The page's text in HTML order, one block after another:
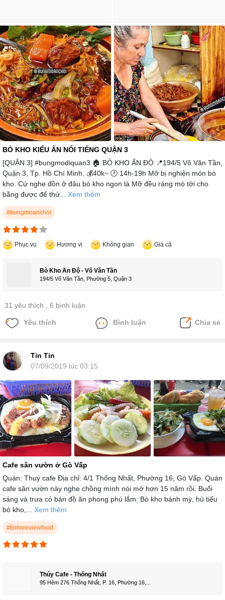
BÒ KHO KIỂU ẤN NỔI TIẾNG QUẬN 3
[QUẬN 3] #bungmodiquan3 🏠 BÒ KHO ẤN ĐỘ 📍194/5 Võ Văn Tần,
Quận 3, Tp. Hồ Chí Minh. 💰40k~ 🕑 14h-19h Mỡ bị nghiện món bò
kho. Cứ nghe đồn ở đâu bò kho ngon là Mỡ đều ráng mò tới cho
bằng được để thử... Xem thêm
#bungmoanchoi
Phục vụ Hương vị Không gian Giá cả
Bò Kho Ấn Độ - Võ Văn Tần
194/5 Võ Văn Tần, Phường 5, Quận 3
31 yêu thích , 6 bình luận
Yêu thích Bình luận Chia sẻ
Tin Tin
07/09/2019 lúc 03:15
Cafe sân vườn ở Gò Vấp
Quán: Thuý cafe Địa chỉ: 4/1 Thống Nhất, Phường 16, Gò Vấp. Quán
cafe sân vườn này nghe chồng mình nói mở hơn 15 năm rồi. Buổi
sáng và trưa có bán đồ ăn phong phú lắm: Bò kho bánh mỳ, hủ tiếu
bò kho,... Xem thêm
#tintinreviewfood
Thúy Cafe - Thống Nhất
95 Hẻm 276 Thống Nhất, P. 16, Phường 16,...